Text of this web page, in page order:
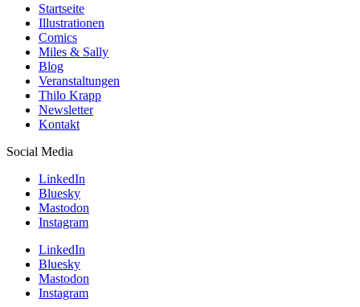
Startseite
Illustrationen
Comics
Miles & Sally
Blog
Veranstaltungen
Thilo Krapp
Newsletter
Kontakt
Social Media
LinkedIn
Bluesky
Mastodon
Instagram
LinkedIn
Bluesky
Mastodon
Instagram